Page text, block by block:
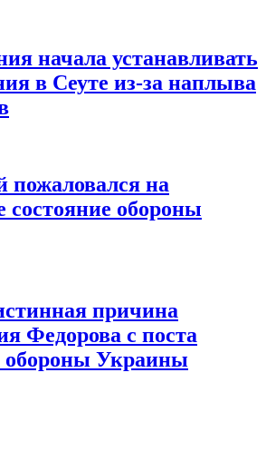
начала устанавливать
в Сеуте из-за наплыва
пожаловался на
состояние обороны
причина
Федорова с поста
обороны Украины